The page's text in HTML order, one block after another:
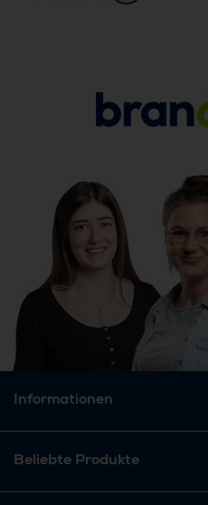
Informationen
Beliebte Produkte